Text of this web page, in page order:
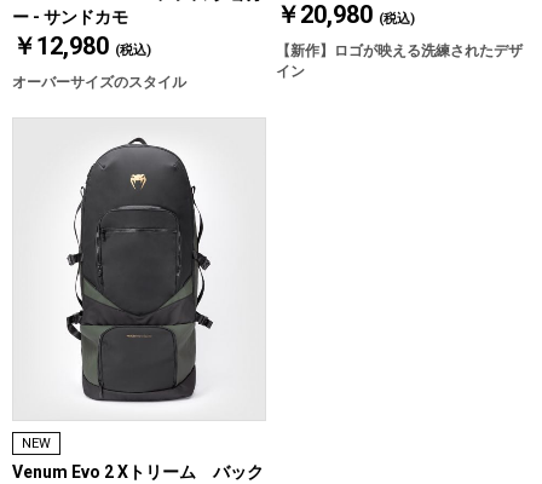
ー - サンドカモ
￥12,980 (税込)
オーバーサイズのスタイル
￥20,980 (税込)
【新作】ロゴが映える洗練されたデザ
イン
NEW
Venum Evo 2 Xトリーム バック